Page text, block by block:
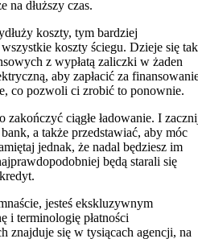
na dłuższy czas.
koszty, tym bardziej
koszty ściegu. Dzieje się tak
z wypłatą zaliczki w żaden
aby zapłacić za
co pozwoli ci zrobić to ponownie.
zakończyć ciągłe ładowanie. I
a także przedstawiać, aby móc
jednak, że nadal będziesz im
będą starali się
jesteś ekskluzywnym
i terminologię płatności
znajduje się w tysiącach agencji, na